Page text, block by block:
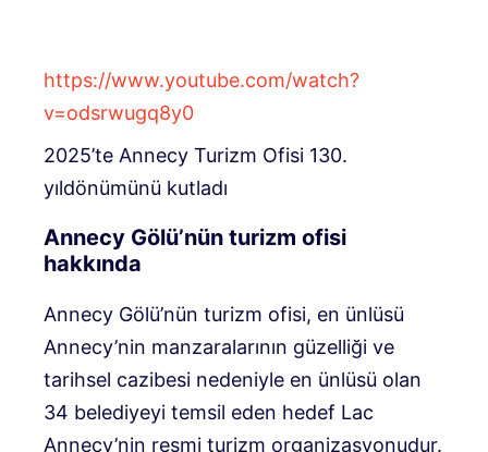
https://www.youtube.com/watch?
v=odsrwugq8y0
2025’te Annecy Turizm Ofisi 130.
yıldönümünü kutladı
Annecy Gölü’nün turizm ofisi
hakkında
Annecy Gölü’nün turizm ofisi, en ünlüsü
Annecy’nin manzaralarının güzelliği ve
tarihsel cazibesi nedeniyle en ünlüsü olan
34 belediyeyi temsil eden hedef Lac
Annecy’nin resmi turizm organizasyonudur.